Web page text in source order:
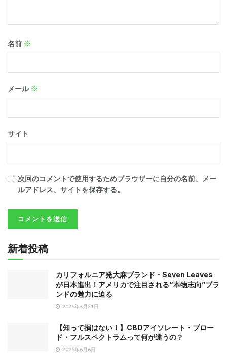
名前 ※
メール ※
サイト
次回のコメントで使用するためブラウザーに自分の名前、メー
ルアドレス、サイトを保存する。
新着投稿
カリフォルニア発大麻ブランド・Seven Leaves
が日本進出！アメリカで注目される“本物志向”ブラ
ンドの魅力に迫る
2025年8月21日
【知って損はない！】CBDアイソレート・ブロー
ド・フルスペクトラムって何が違うの？
2025年6月6日